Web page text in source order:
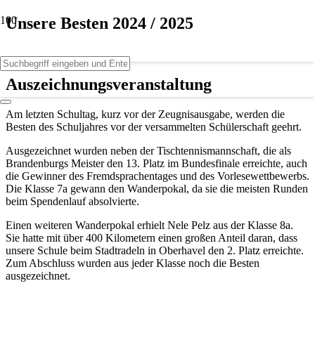
Unsere Besten 2024 / 2025
Auszeichnungsveranstaltung
Am letzten Schultag, kurz vor der Zeugnisausgabe, werden die
Besten des Schuljahres vor der versammelten Schülerschaft geehrt.
Ausgezeichnet wurden neben der Tischtennismannschaft, die als
Brandenburgs Meister den 13. Platz im Bundesfinale erreichte, auch
die Gewinner des Fremdsprachentages und des Vorlesewettbewerbs.
Die Klasse 7a gewann den Wanderpokal, da sie die meisten Runden
beim Spendenlauf absolvierte.
Einen weiteren Wanderpokal erhielt Nele Pelz aus der Klasse 8a.
Sie hatte mit über 400 Kilometern einen großen Anteil daran, dass
unsere Schule beim Stadtradeln in Oberhavel den 2. Platz erreichte.
Zum Abschluss wurden aus jeder Klasse noch die Besten
ausgezeichnet.